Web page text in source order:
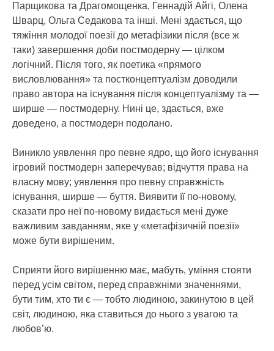
Парщикова та Драгомощенка, Геннадій Айгі, Олена
Шварц, Ольга Седакова та інші. Мені здається, що
тяжіння молодої поезії до метафізики після (все ж
таки) завершення доби постмодерну — цілком
логічний. Після того, як поетика «прямого
висловлювання» та постконцептуалізм доводили
право автора на існування після концептуалізму та —
ширше — постмодерну. Нині це, здається, вже
доведено, а постмодерн подолано.
Виникло уявлення про певне ядро, що його існування
ігровий постмодерн заперечував; відчуття права на
власну мову; уявлення про певну справжність
існування, ширше — буття. Виявити її по-новому,
сказати про неї по-новому видається мені дуже
важливим завданням, яке у «метафізичній поезії»
може бути вирішеним.
Сприяти його вирішенню має, мабуть, уміння стояти
перед усім світом, перед справжніми значеннями,
бути тим, хто ти є — тобто людиною, закинутою в цей
світ, людиною, яка ставиться до нього з увагою та
любов’ю.